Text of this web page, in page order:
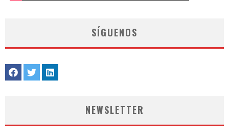
SÍGUENOS
NEWSLETTER